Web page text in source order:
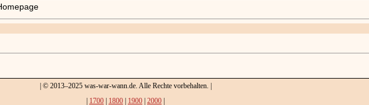
| © 2013–2025 was-war-wann.de. Alle Rechte vorbehalten. |
1700 1800 1900 2000